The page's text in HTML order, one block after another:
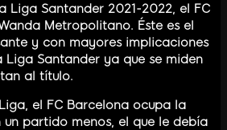
Liga Santander 2021-2022, el FC
Metropolitano. Éste es el
y con mayores implicaciones
Liga Santander ya que se miden
al título.
el FC Barcelona ocupa la
partido menos, el que le debía